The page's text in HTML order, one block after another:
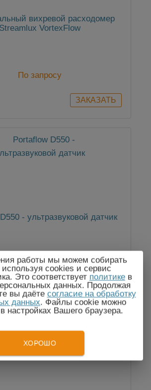
вихревой расходомер
Streamlux VortexFlow
По запросу
- ультразвуковой датчик
По запросу
работы мы можем собирать
cookies и сервис
Это соответствует политике в
данных. Продолжая
вы даёте согласие на обработку
данных. Файлы cookie можно
настройках Вашего браузера.
ХОРОШО